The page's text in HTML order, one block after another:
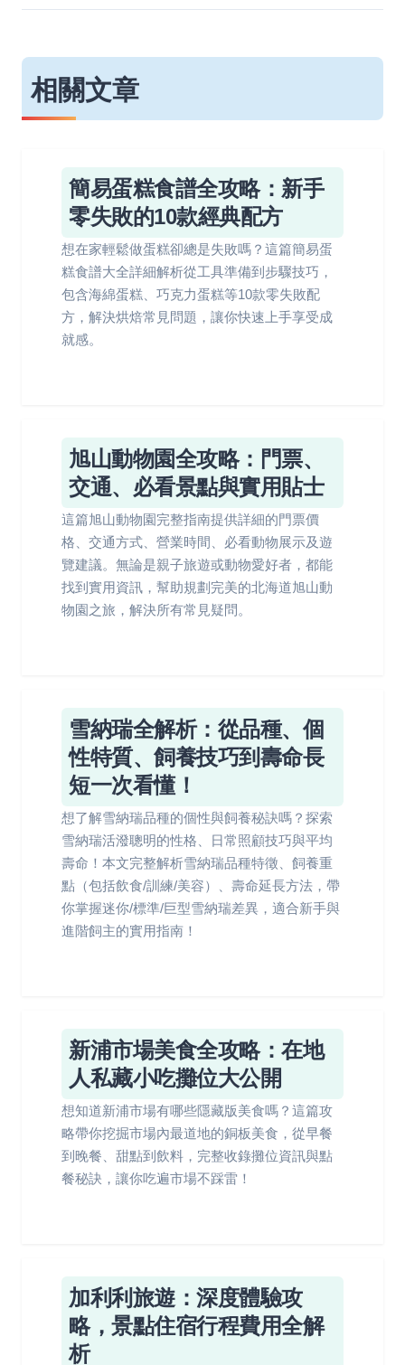
相關文章
簡易蛋糕食譜全攻略：新手
零失敗的10款經典配方
想在家輕鬆做蛋糕卻總是失敗嗎？這篇簡易蛋
糕食譜大全詳細解析從工具準備到步驟技巧，
包含海綿蛋糕、巧克力蛋糕等10款零失敗配
方，解決烘焙常見問題，讓你快速上手享受成
就感。
旭山動物園全攻略：門票、
交通、必看景點與實用貼士
這篇旭山動物園完整指南提供詳細的門票價
格、交通方式、營業時間、必看動物展示及遊
覽建議。無論是親子旅遊或動物愛好者，都能
找到實用資訊，幫助規劃完美的北海道旭山動
物園之旅，解決所有常見疑問。
雪納瑞全解析：從品種、個
性特質、飼養技巧到壽命長
短一次看懂！
想了解雪納瑞品種的個性與飼養秘訣嗎？探索
雪納瑞活潑聰明的性格、日常照顧技巧與平均
壽命！本文完整解析雪納瑞品種特徵、飼養重
點（包括飲食/訓練/美容）、壽命延長方法，帶
你掌握迷你/標準/巨型雪納瑞差異，適合新手與
進階飼主的實用指南！
新浦市場美食全攻略：在地
人私藏小吃攤位大公開
想知道新浦市場有哪些隱藏版美食嗎？這篇攻
略帶你挖掘市場內最道地的銅板美食，從早餐
到晚餐、甜點到飲料，完整收錄攤位資訊與點
餐秘訣，讓你吃遍市場不踩雷！
加利利旅遊：深度體驗攻
略，景點住宿行程費用全解
析